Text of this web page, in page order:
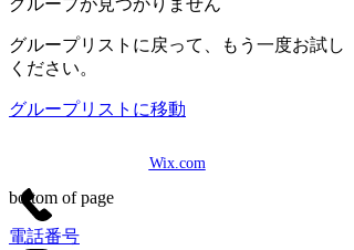
グループが見つかりません
グループリストに戻って、もう一度お試し
ください。
グループリストに移動
Wix.com
電話番号
bottom of page